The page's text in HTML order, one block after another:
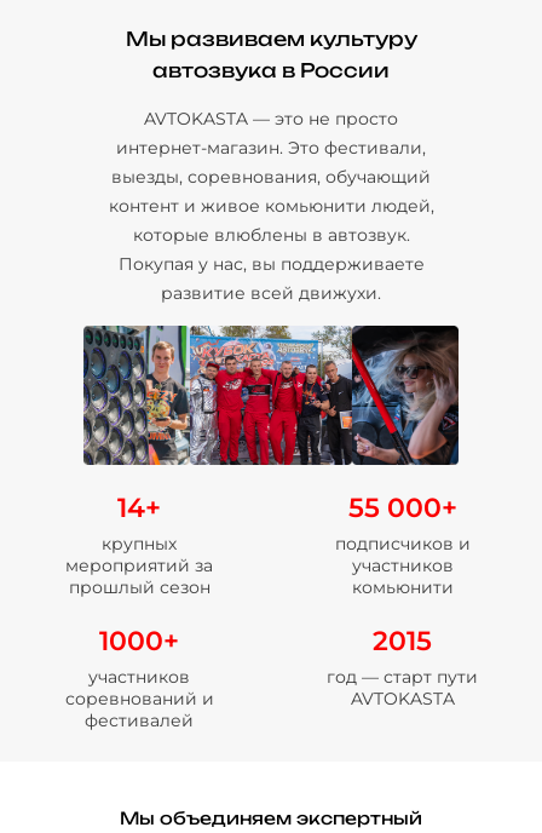
Мы развиваем культуру
автозвука в России
AVTOKASTA — это не просто
интернет-магазин. Это фестивали,
выезды, соревнования, обучающий
контент и живое комьюнити людей,
которые влюблены в автозвук.
Покупая у нас, вы поддерживаете
развитие всей движухи.
14+
крупных
мероприятий за
прошлый сезон
55 000+
подписчиков и
участников
комьюнити
1000+
участников
соревнований и
фестивалей
2015
год — старт пути
AVTOKASTA
Мы объединяем экспертный